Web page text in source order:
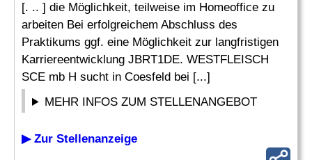
[. .. ] die Möglichkeit, teilweise im Homeoffice zu
arbeiten Bei erfolgreichem Abschluss des
Praktikums ggf. eine Möglichkeit zur langfristigen
Karriereentwicklung JBRT1DE. WESTFLEISCH
SCE mb H sucht in Coesfeld bei [...]
MEHR INFOS ZUM STELLENANGEBOT
▶ Zur Stellenanzeige